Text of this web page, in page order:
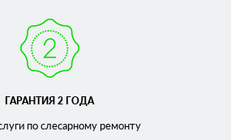
ГАРАНТИЯ 2 ГОДА
по слесарномуремонту